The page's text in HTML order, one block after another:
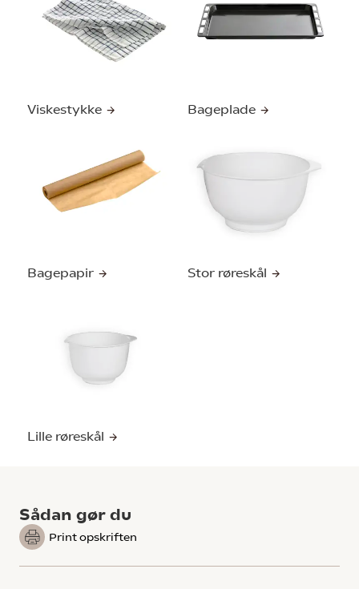
Viskestykke Bageplade
Bagepapir Stor røreskål
Lille røreskål
Sådan gør du
Print opskriften